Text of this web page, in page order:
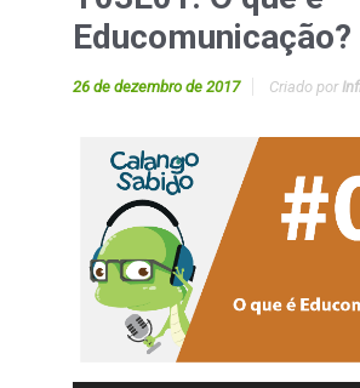
Educomunicação?
26 de dezembro de 2017 Criado por